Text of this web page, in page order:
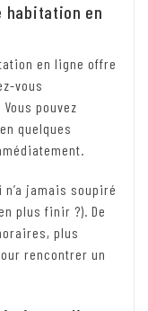
habitation en
en ligne offre
vous
pouvez
quelques
n’a jamais soupiré
plus finir ?). De
plus
rencontrer un